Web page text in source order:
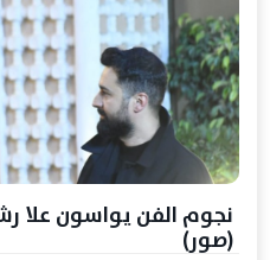
نجوم الفن يواسون علا
(صور)